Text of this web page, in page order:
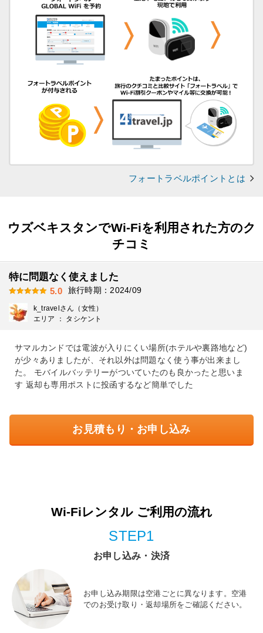
フォートラベルポイントとは
ウズベキスタンでWi-Fiを利用された方のク
チコミ
特に問題なく使えました
5.0 旅行時期：2024/09
k_travelさん（女性）
エリア ： タシケント
サマルカンドでは電波が入りにくい場所(ホテルや裏路地など)
が少々ありましたが、それ以外は問題なく使う事が出来まし
た。 モバイルバッテリーがついていたのも良かったと思いま
す 返却も専用ポストに投函するなど簡単でした
お見積もり・お申し込み
Wi-Fiレンタル ご利用の流れ
STEP1
お申し込み・決済
お申し込み期限は空港ごとに異なります。空港
でのお受け取り・返却場所をご確認ください。